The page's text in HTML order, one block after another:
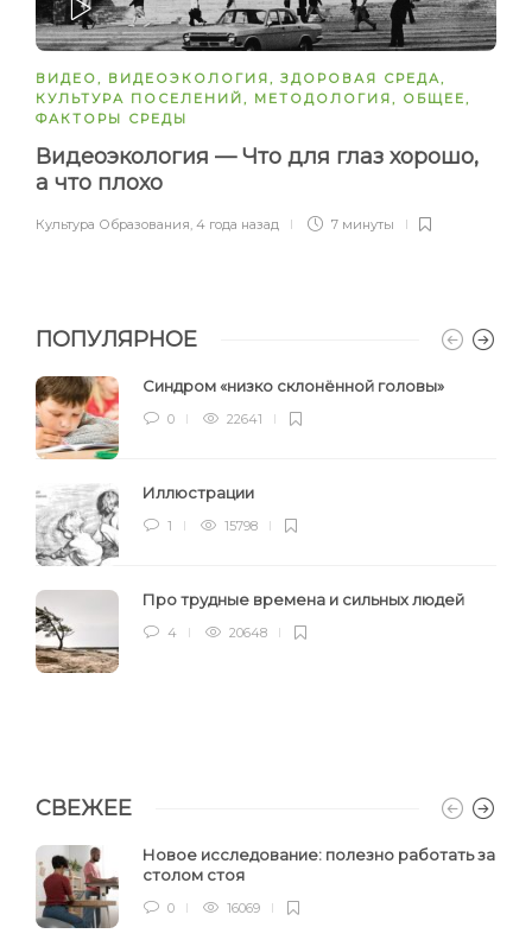
ЗАПУСТИТЬ
ВИДЕО, ВИДЕОЭКОЛОГИЯ, ЗДОРОВАЯ СРЕДА,
КУЛЬТУРА ПОСЕЛЕНИЙ, МЕТОДОЛОГИЯ, ОБЩЕЕ,
ФАКТОРЫ СРЕДЫ
Видеоэкология — Что для глаз хорошо,
а что плохо
Культура Образования, 4 года назад 7 минуты
ПОПУЛЯРНОЕ
Синдром «низко склонённой головы»
0 22641
Иллюстрации
1 15798
Про трудные времена и сильных людей
4 20648
СВЕЖЕЕ
Новое исследование: полезно работать за
столом стоя
0 16069